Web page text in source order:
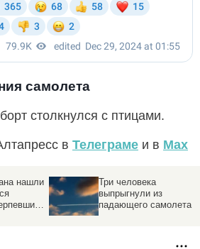
самолета
столкнулся с птицами.
в Телеграме и в Max
нашли
Три человека
выпрыгнули из
падающего самолета